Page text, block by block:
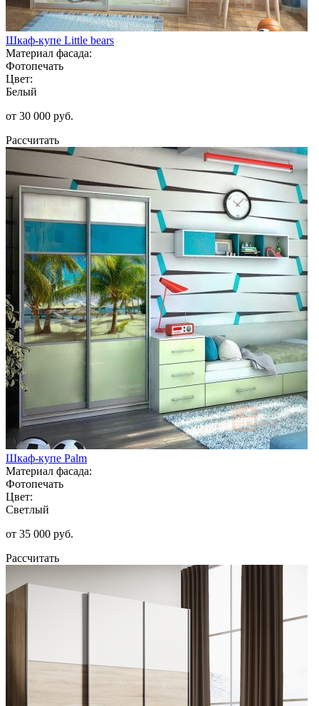
Шкаф-купе Little bears
Материал фасада:
Фотопечать
Цвет:
Белый
от 30 000 руб.
Рассчитать
Шкаф-купе Palm
Материал фасада:
Фотопечать
Цвет:
Светлый
от 35 000 руб.
Рассчитать